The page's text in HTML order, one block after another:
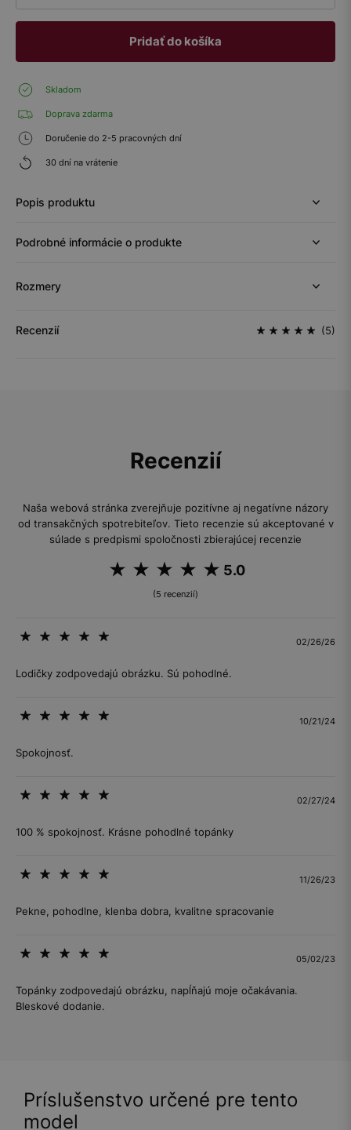
Pridať do košíka
Skladom
Doprava zdarma
Doručenie do 2-5 pracovných dní
30 dní na vrátenie
Popis produktu
Podrobné informácie o produkte
Rozmery
Recenzií (5)
Recenzií
Naša webová stránka zverejňuje pozitívne aj negatívne názory
od transakčných spotrebiteľov. Tieto recenzie sú akceptované v
súlade s predpismi spoločnosti zbierajúcej recenzie
5.0
(5 recenzií)
02/26/26
Lodičky zodpovedajú obrázku. Sú pohodlné.
10/21/24
Spokojnosť.
02/27/24
100 % spokojnosť. Krásne pohodlné topánky
11/26/23
Pekne, pohodlne, klenba dobra, kvalitne spracovanie
05/02/23
Topánky zodpovedajú obrázku, napĺňajú moje očakávania.
Bleskové dodanie.
Príslušenstvo určené pre tento
model